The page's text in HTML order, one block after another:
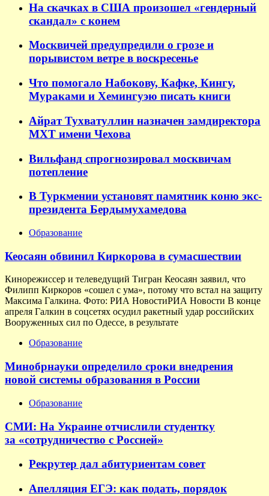
На скачках в США произошел «гендерный
скандал» с конем
Москвичей предупредили о грозе и
порывистом ветре в воскресенье
Что помогало Набокову, Кафке, Кингу,
Мураками и Хемингуэю писать книги
Айрат Тухватуллин назначен замдиректора
МХТ имени Чехова
Вильфанд спрогнозировал москвичам
потепление
В Туркмении установят памятник коню экс-
президента Бердымухамедова
Образование
Кеосаян обвинил Киркорова в сумасшествии
Кинорежиссер и телеведущий Тигран Кеосаян заявил, что
Филипп Киркоров «сошел с ума», потому что встал на защиту
Максима Галкина. Фото: РИА НовостиРИА Новости В конце
апреля Галкин в соцсетях осудил ракетный удар российских
Вооруженных сил по Одессе, в результате
Образование
Минобрнауки определило сроки внедрения
новой системы образования в России
Образование
СМИ: На Украине отчислили студентку
за «сотрудничество с Россией»
Рекрутер дал абитуриентам совет
Апелляция ЕГЭ: как подать, порядок